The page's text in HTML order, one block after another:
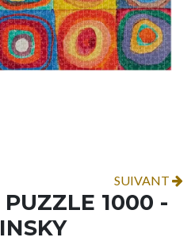
SUIVANT
1000 -